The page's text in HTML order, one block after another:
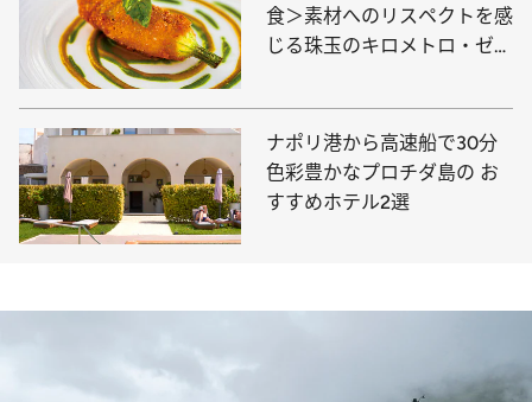
食＞素材へのリスペクトを感
じる珠玉のキロメトロ・ゼロ
ナポリ港から高速船で30分
色彩豊かなプロチダ島の お
すすめホテル2選